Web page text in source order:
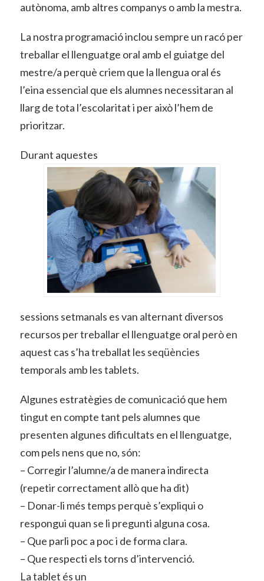
autònoma, amb altres companys o amb la mestra.
La nostra programació inclou sempre un racó per
treballar el llenguatge oral amb el guiatge del
mestre/a perquè criem que la llengua oral és
l’eina essencial que els alumnes necessitaran al
llarg de tota l’escolaritat i per això l’hem de
prioritzar.
Durant aquestes
sessions setmanals es van alternant diversos
recursos per treballar el llenguatge oral però en
aquest cas s’ha treballat les seqüències
temporals amb les tablets.
Algunes estratègies de comunicació que hem
tingut en compte tant pels alumnes que
presenten algunes dificultats en el llenguatge,
com pels nens que no, són:
– Corregir l’alumne/a de manera indirecta
(repetir correctament allò que ha dit)
– Donar-li més temps perquè s’expliqui o
respongui quan se li pregunti alguna cosa.
– Que parli poc a poc i de forma clara.
– Que respecti els torns d’intervenció.
La tablet és un